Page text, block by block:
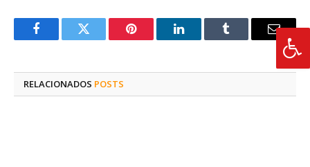
FacebookTwitter Pinterest O
Tumblr
E-
mail
RELACIONADOS POSTS